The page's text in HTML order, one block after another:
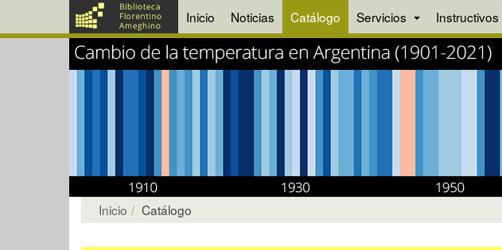
Inicio Noticias Catálogo Servicios Instructivos
Inicio Catálogo